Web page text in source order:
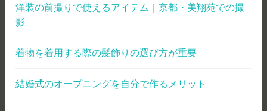
洋装の前撮りで使えるアイテム｜京都・美翔苑での撮
影
着物を着用する際の髪飾りの選び方が重要
結婚式のオープニングを自分で作るメリット